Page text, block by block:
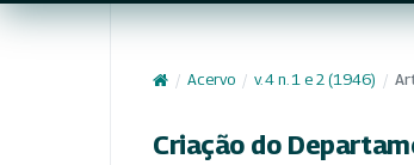
/ Acervo / v. 4 n. 1 e 2 (1946) /
Criação do